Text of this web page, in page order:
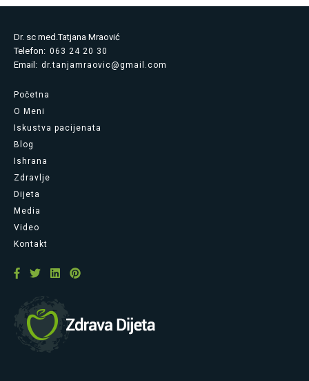
Dr. sc med.Tatjana Mraović
Telefon: 063 24 20 30
Email: dr.tanjamraovic@gmail.com
Početna
O Meni
Iskustva pacijenata
Blog
Ishrana
Zdravlje
Dijeta
Media
Video
Kontakt